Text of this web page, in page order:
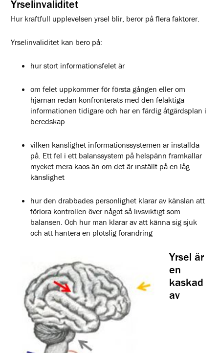
Yrselinvaliditet
Hur kraftfull upplevelsen yrsel blir, beror på flera faktorer.
Yrselinvaliditet kan bero på:
hur stort informationsfelet är
om felet uppkommer för första gången eller om
hjärnan redan konfronterats med den felaktiga
informationen tidigare och har en färdig åtgärdsplan i
beredskap
vilken känslighet informationssystemen är inställda
på. Ett fel i ett balanssystem på helspänn framkallar
mycket mera kaos än om det är inställt på en låg
känslighet
hur den drabbades personlighet klarar av känslan att
förlora kontrollen över något så livsviktigt som
balansen. Och hur man klarar av att känna sig sjuk
och att hantera en plötslig förändring
Yrsel är
en
kaskad
av